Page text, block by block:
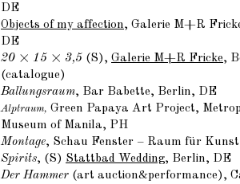
DE
Objects of my affection, Galerie M+R
DE
20 × 15 × 3,5 (S), Galerie M+R Fricke,
(catalogue)
Ballungsraum, Bar Babette, Berlin, DE
Alptraum, Green Papaya Art Project,
Museum of Manila, PH
Montage, Schau Fenster – Raum für
Spirits, (S) Stattbad Wedding, Berlin, DE
Der Hammer (art auction&performance),